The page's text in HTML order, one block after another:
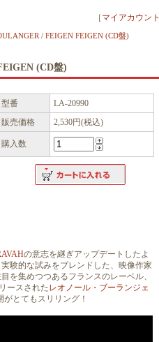
［ マイアカウント
/ FEIGEN FEIGEN (CD盤)
(CD盤)
型番
LA-20990
販売価格
2,530円(税込)
購入数
の意志を継ぎアップデートしたよ
験的な試みをブレンドした、映像作家
を集めつつあるフランスのレーベル、
ースされたレオノール・ブーランジェ
とてもスリリング！